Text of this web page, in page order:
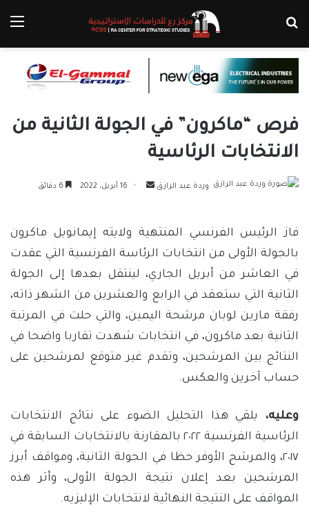
فرص “ماكرون” في الجولة الثانية من
الانتخابات الرئاسية
وردة عبد الرازق
أرسل 16 أبريل، 2022
فاز الرئيس الفرنسي المنتهية ولايته إيمانويل ماكرون
بالجولة الأولى من انتخابات الرئاسة الفرنسية التي عقدت
في العاشر من أبريل الجاري، لينتقل بعدها إلى الجولة
الثانية التي ستعقد في الرابع والعشرين من الشهر ذاته،
رفقة مارين لوبان مرشحة اليمين، والتي حلت في المرتبة
الثانية بعد ماكرون، في انتخابات شهدت تقاربا واضحا في
النتائج بين المرشحين، وتقدم غير متوقع لمرشحين على
حساب آخرين والعكس.
وعليه، يلقي هذا التحليل الضوء على نتائج الانتخابات
الرئاسية الفرنسية ٢٠٢٢ بالمقارنة بالانتخابات السابقة في
٢٠١٧، والمرشح الأوفر حظا في الجولة الثانية، ومواقف أبرز
المرشحين بعد إعلان نتيجة الجولة الأولى، وأثر هذه
المواقف على النتيجة النهائية لانتخابات الإليزيه.